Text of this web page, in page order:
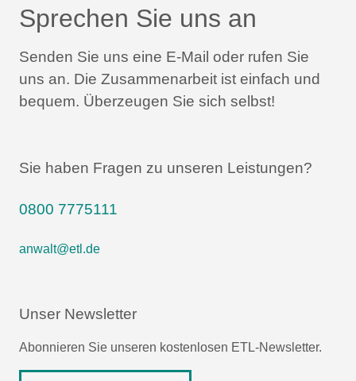
Sprechen Sie uns an
Senden Sie uns eine E-Mail oder rufen Sie
uns an. Die Zusammenarbeit ist einfach und
bequem. Überzeugen Sie sich selbst!
Sie haben Fragen zu unseren Leistungen?
0800 7775111
anwalt@etl.de
Unser Newsletter
Abonnieren Sie unseren kostenlosen ETL-Newsletter.